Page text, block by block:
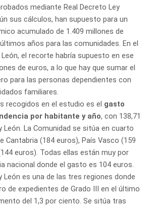
mediante Real Decreto Ley
sus cálculos, han supuesto para un
acumulado de 1.409 millones de
años para las comunidades. En el
el recorte habría supuesto en ese
de euros, a lo que hay que sumar el
para las personas dependientes con
familiares.
recogidos en el estudio es el gasto
por habitante y año, con 138,71
León. La Comunidad se sitúa en cuarto
Cantabria (184 euros), País Vasco (159
euros). Todas ellas están muy por
nacional donde el gasto es 104 euros.
León es una de las tres regiones donde
de expedientes de Grado III en el último
del 1,3 por ciento. Se sitúa tras